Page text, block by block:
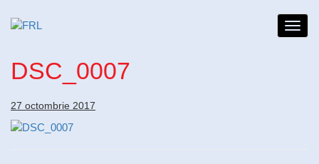
DSC_0007
27 octombrie 2017